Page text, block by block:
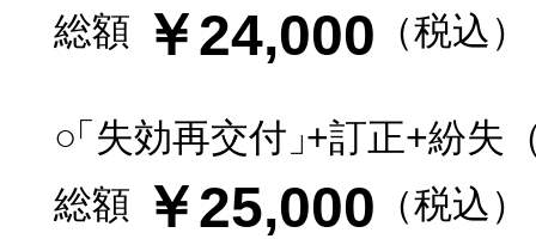
総額 ￥24,000 （税込）
○
「失効再交付」+訂正+紛失
総額 ￥25,000 （税込）